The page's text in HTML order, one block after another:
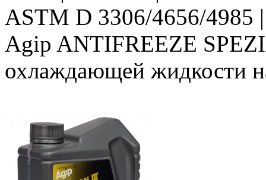
ASTM D 3306/4656/
Agip ANTIFREEZE
охлаждающей жидкости